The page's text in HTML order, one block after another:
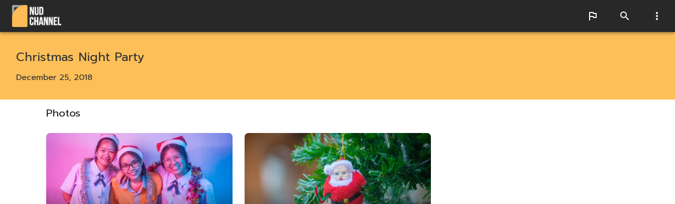
Christmas Night Party
December 25, 2018
Photos